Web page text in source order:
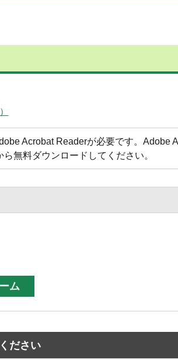
Acrobat Readerが必要です。Adobe
無料ダウンロードしてください。
ださい